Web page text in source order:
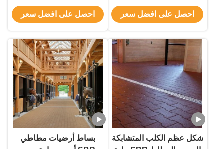
الهواء الطلق مقاومة
للاهتراء لملعب المدرسة
احصل على افضل سعر
للشيخوخة المضادة للأشعة
فوق البنفسجية مع شكل
احصل على افضل سعر
شكل عظم الكلب المتشابكة
بساط أرضيات مطاطي